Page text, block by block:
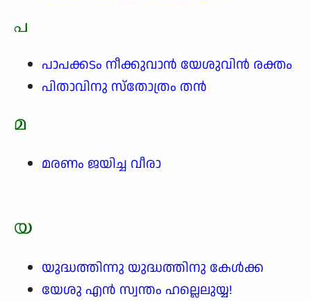
പ
പാപക്കടം നീക്കുവാൻ യേശുവിൻ രക്തം
പിതാവിനു സ്തോത്രം തൻ
മ
മരണം ജയിച്ച വീരാ
യ
യുദ്ധത്തിന്നു യുദ്ധത്തിനു കേൾക്ക
യേശു എൻ സ്വന്തം ഹല്ലെലുയ്യ!